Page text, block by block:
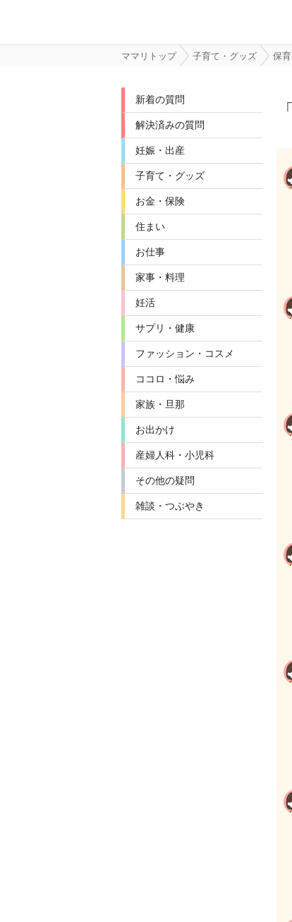
ママリトップ 子育て・グッズ 保育
新着の質問
解決済みの質問
妊娠・出産
子育て・グッズ
お金・保険
住まい
お仕事
家事・料理
妊活
サプリ・健康
ファッション・コスメ
ココロ・悩み
家族・旦那
お出かけ
産婦人科・小児科
その他の疑問
雑談・つぶやき
「